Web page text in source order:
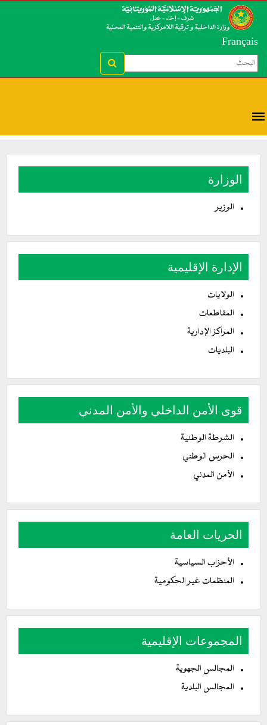
Français
الوزارة
الوزير
الإدارة الإقليمية
الولايات
المقاطعات
المراكز الإدارية
البلديات
قوى الأمن الداخلي والأمن المدني
الشرطة الوطنية
الحرس الوطني
الأمن المدني
الحريات العامة
الأحزاب السياسية
المنظمات غير الحكومية
المجموعات الإقليمية
المجالس الجهوية
المجالس البلدية